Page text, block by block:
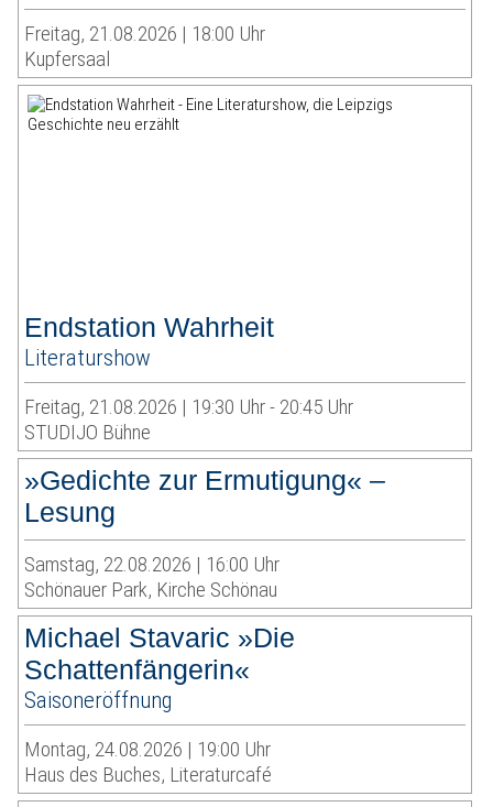
Freitag, 21.08.2026 | 18:00 Uhr
Kupfersaal
Endstation Wahrheit
Literaturshow
Freitag, 21.08.2026 | 19:30 Uhr - 20:45 Uhr
STUDIJO Bühne
»Gedichte zur Ermutigung« –
Lesung
Samstag, 22.08.2026 | 16:00 Uhr
Schönauer Park, Kirche Schönau
Michael Stavaric »Die
Schattenfängerin«
Saisoneröffnung
Montag, 24.08.2026 | 19:00 Uhr
Haus des Buches, Literaturcafé